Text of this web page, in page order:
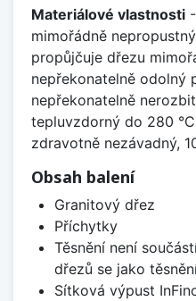
Materiálové vlastnosti
mimořádně
propůjčuje dřezu
nepřekonatelně odolný
nepřekonatelně
tepluvzdorný do 280
zdravotně nezávadný,
Obsah balení
Granitový dřez
Příchytky
Těsnění není
dřezů se jako
Sítková výpust